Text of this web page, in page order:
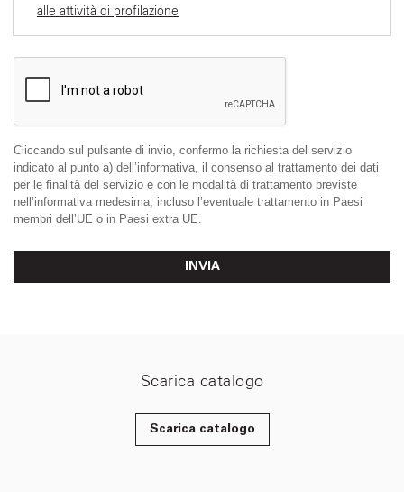
alle attività di profilazione
Cliccando sul pulsante di invio, confermo la richiesta del servizio
indicato al punto a) dell’informativa, il consenso al trattamento dei dati
per le finalità del servizio e con le modalità di trattamento previste
nell’informativa medesima, incluso l’eventuale trattamento in Paesi
membri dell’UE o in Paesi extra UE.
INVIA
Scarica catalogo
Scarica catalogo